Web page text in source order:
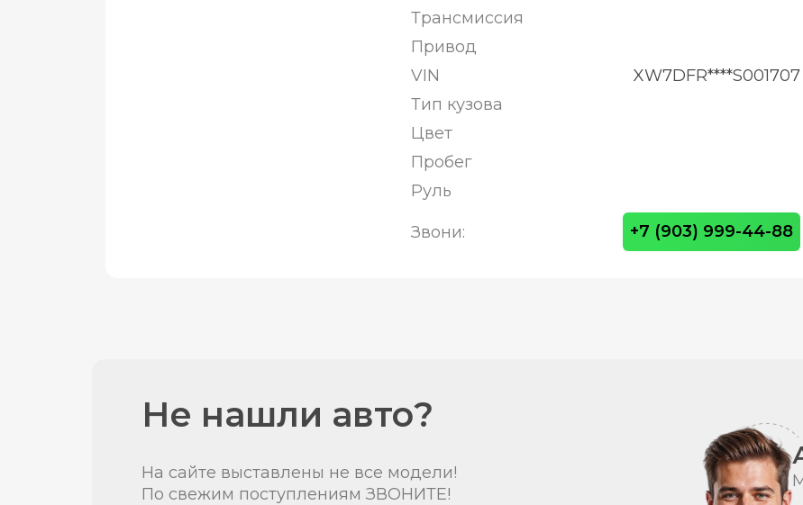
Трансмиссия
Привод
VIN
XW7DFR****S001707
Тип кузова
Цвет
Пробег
Руль
Звони: +7 (903) 999-44-88
Не нашли авто?
На сайте выставлены не все модели!
По свежим поступлениям ЗВОНИТЕ!